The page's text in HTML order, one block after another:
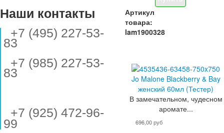
Наши контакты
+7 (495) 227-53-
83
+7 (985) 227-53-
83
+7 (925) 472-96-
99
Артикул
товара:
lam1900328
Jo Malone Blackberry & Bay
женский 60мл (Тестер)
В замечательном, чудесном
аромате...
696,00 руб